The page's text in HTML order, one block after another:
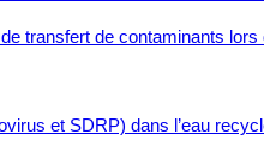
transfert de contaminants
et SDRP) dans l’eau